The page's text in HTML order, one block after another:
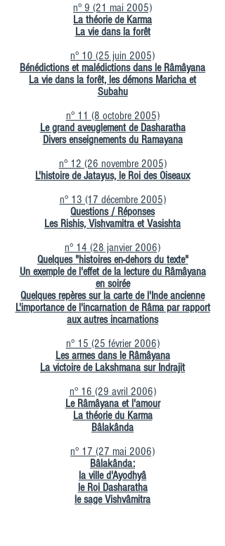
n° 9 (21 mai 2005)
La théorie de Karma
La vie dans la forêt
n° 10 (25 juin 2005)
Bénédictions et malédictions dans le Râmâyana
La vie dans la forêt, les démons Maricha et
Subahu
n° 11 (8 octobre 2005)
Le grand aveuglement de Dasharatha
Divers enseignements du Ramayana
n° 12 (26 novembre 2005)
L'histoire de Jatayus, le Roi des Oiseaux
n° 13 (17 décembre 2005)
Questions / Réponses
Les Rishis, Vishvamitra et Vasishta
n° 14 (28 janvier 2006)
Quelques "histoires en-dehors du texte"
Un exemple de l'effet de la lecture du Râmâyana
en soirée
Quelques repères sur la carte de l'Inde ancienne
L'importance de l'incarnation de Râma par rapport
aux autres incarnations
n° 15 (25 février 2006)
Les armes dans le Râmâyana
La victoire de Lakshmana sur Indrajit
n° 16 (29 avril 2006)
Le Râmâyana et l'amour
La théorie du Karma
Bâlakânda
n° 17 (27 mai 2006)
Bâlakânda:
la ville d'Ayodhyâ
le Roi Dasharatha
le sage Vishvâmitra